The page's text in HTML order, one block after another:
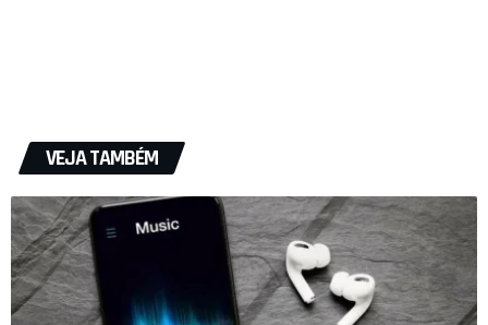
VEJA TAMBÉM